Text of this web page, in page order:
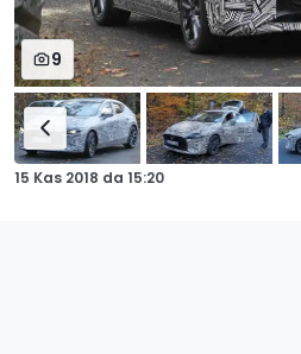
9
15 Kas 2018 da 15:20